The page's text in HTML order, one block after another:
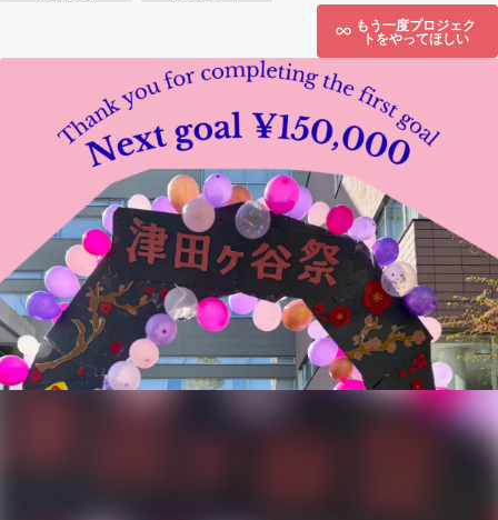
もう一度プロジェク
トをやってほしい